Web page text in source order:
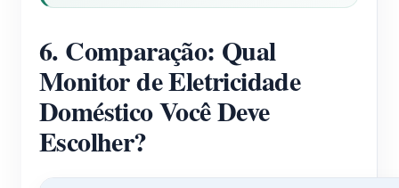
6. Comparação: Qual
Monitor de Eletricidade
Doméstico Você Deve
Escolher?